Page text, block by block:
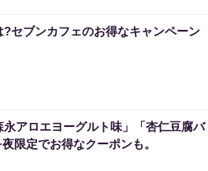
?セブンカフェのお得なキャンペーン
永アロエヨーグルト味」「杏仁豆腐バ
限定でお得なクーポンも。